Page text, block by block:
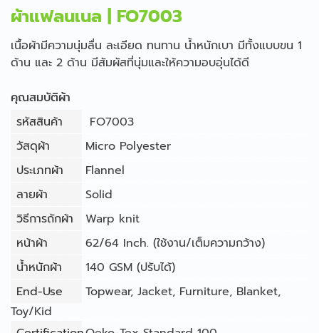
ผ้าแฟลนเนล | FO7003
เนื้อผ้ามีความนุ่มลื่น ละเอียด ทนทาน น้ำหนักเบา มีทั้งแบบขน 1
ด้าน และ 2 ด้าน มีสัมผัสที่นุ่มและให้ความอบอุ่นได้ดี
คุณสมบัติผ้า
รหัสสินค้า
FO7003
วัสดุผ้า
Micro Polyester
ประเภทผ้า
Flannel
ลายผ้า
Solid
วิธีการถักผ้า
Warp knit
หน้าผ้า
62/64 Inch. (ใช้งาน/เต็มความกว้าง)
น้ำหนักผ้า
140 GSM (ปรับได้)
End-Use
Topwear, Jacket, Furniture, Blanket,
Toy/Kid